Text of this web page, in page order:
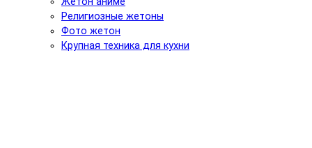
Религиозные жетоны
Фото жетон
Крупная техника для кухни